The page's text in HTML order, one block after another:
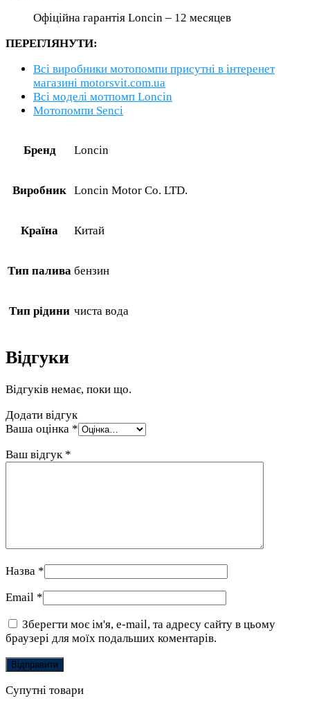
Офіційна гарантія Loncin – 12 месяцев
ПЕРЕГЛЯНУТИ:
Всі виробники мотопомпи присутні в інтеренет
магазині motorsvit.com.ua
Всі моделі мотпомп Loncin
Мотопомпи Senci
Бренд Loncin
Виробник Loncin Motor Co. LTD.
Країна Китай
Тип палива бензин
Тип рідини чиста вода
Відгуки
Відгуків немає, поки що.
Додати відгук
Ваша оцінка *
Ваш відгук *
Назва *
Email *
Зберегти моє ім'я, e-mail, та адресу сайту в цьому
браузері для моїх подальших коментарів.
Супутні товари